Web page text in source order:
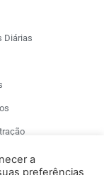
Diárias
a
preferências